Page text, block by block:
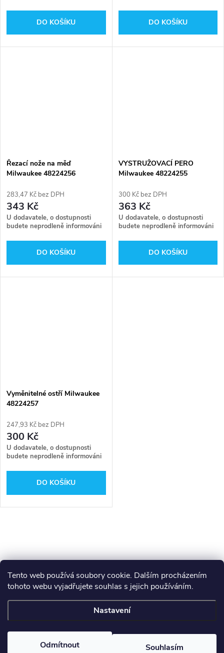
Tento web používá soubory cookie. Dalším procházením
tohoto webu vyjadřujete souhlas s jejich používáním.
Nastavení
Odmítnout Souhlasím
DO KOŠÍKU DO KOŠÍKU
Řezací nože na měď
Milwaukee 48224256
283,47 Kč bez DPH
343 Kč
U dodavatele, o dostupnosti
budete neprodleně informováni
DO KOŠÍKU
VYSTRUŽOVACÍ PERO
Milwaukee 48224255
300 Kč bez DPH
363 Kč
U dodavatele, o dostupnosti
budete neprodleně informováni
DO KOŠÍKU
Vyměnitelné ostří Milwaukee
48224257
247,93 Kč bez DPH
300 Kč
U dodavatele, o dostupnosti
budete neprodleně informováni
DO KOŠÍKU
v
l
á
d
a
Z
á
GAMA - NÁŘADÍ. Všechna práva vyhrazena.